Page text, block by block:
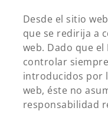
Desde el sitio
que se redirija a
web. Dado que
controlar
introducidos por
web, éste no
responsabilidad